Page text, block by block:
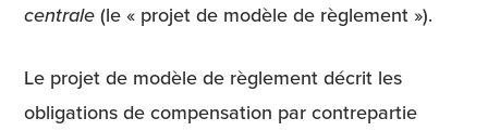
centrale (le « projet de modèle de règlement »).
Le projet de modèle de règlement décrit les
obligations de compensation par contrepartie